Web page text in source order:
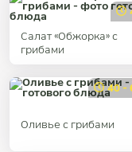
Салат «Обжорка» с
грибами
40 -
Оливье с грибами